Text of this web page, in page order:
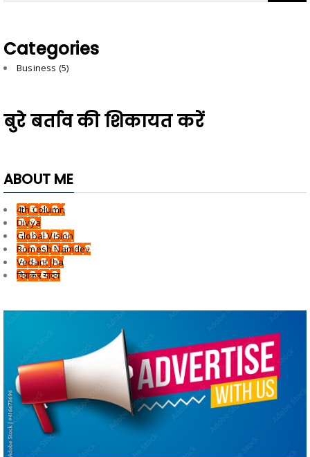
Categories
Business (5)
बुरे बर्ताव की शिकायत करें
ABOUT ME
4th Column
Divya
Global Vision
Romesh Namdev
Vedant Jha
दिवाकर यादव